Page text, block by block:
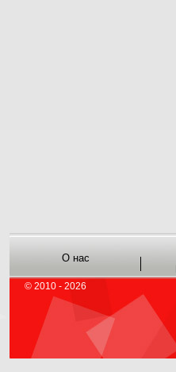
© 2010 - 2026
О нас